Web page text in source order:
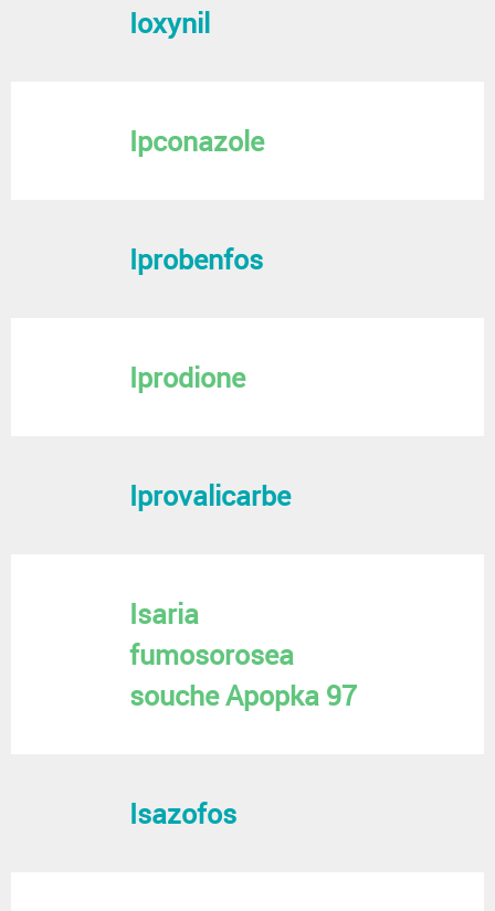
Ioxynil
Ipconazole
Iprobenfos
Iprodione
Iprovalicarbe
Isaria
fumosorosea
souche Apopka 97
Isazofos